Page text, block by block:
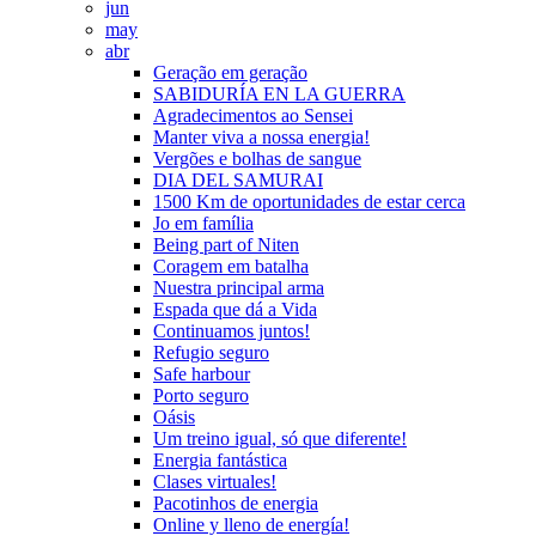
jun
may
abr
Geração em geração
SABIDURÍA EN LA GUERRA
Agradecimentos ao Sensei
Manter viva a nossa energia!
Vergões e bolhas de sangue
DIA DEL SAMURAI
1500 Km de oportunidades de estar cerca
Jo em família
Being part of Niten
Coragem em batalha
Nuestra principal arma
Espada que dá a Vida
Continuamos juntos!
Refugio seguro
Safe harbour
Porto seguro
Oásis
Um treino igual, só que diferente!
Energia fantástica
Clases virtuales!
Pacotinhos de energia
Online y lleno de energía!